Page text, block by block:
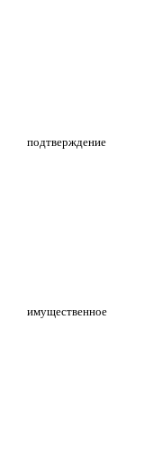
подтверждение
имущественное